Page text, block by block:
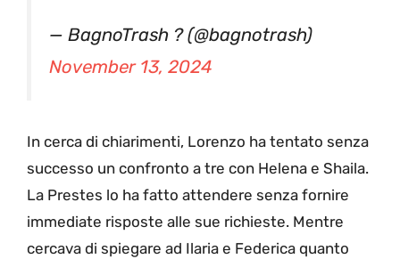
— BagnoTrash ? (@bagnotrash)
November 13, 2024
In cerca di chiarimenti, Lorenzo ha tentato senza
successo un confronto a tre con Helena e Shaila.
La Prestes lo ha fatto attendere senza fornire
immediate risposte alle sue richieste. Mentre
cercava di spiegare ad Ilaria e Federica quanto